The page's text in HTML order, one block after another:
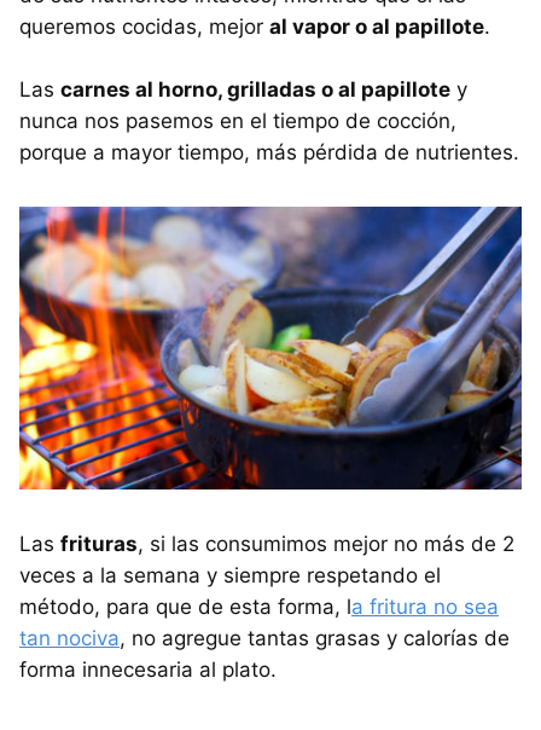
queremos cocidas, mejor al vapor o al papillote.
Las carnes al horno, grilladas o al papillote y
nunca nos pasemos en el tiempo de cocción,
porque a mayor tiempo, más pérdida de nutrientes.
Las frituras, si las consumimos mejor no más de 2
veces a la semana y siempre respetando el
método, para que de esta forma, la fritura no sea
tan nociva, no agregue tantas grasas y calorías de
forma innecesaria al plato.